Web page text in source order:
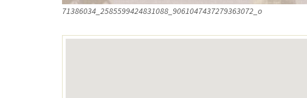
71386034_2585599424831088_9061047437279363072_o